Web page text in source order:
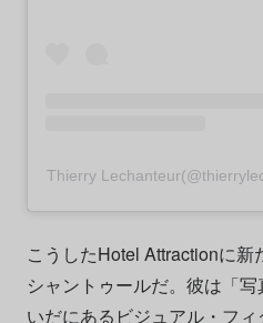
Thierry
こうしたHotel Attractionに
シャントゥールだ。彼は「
いだにあるビジュアル・フィ